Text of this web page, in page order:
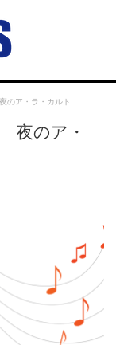
のア・ラ・カルト
夜のア・